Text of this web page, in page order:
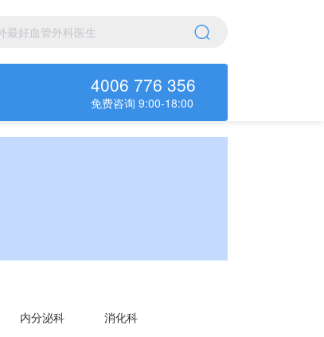
4006 776 356
免费咨询 9:00-18:00
内分泌科
消化科